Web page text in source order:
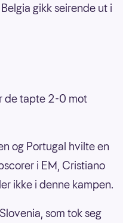
gikk seirende ut i
de tapte 2-0 mot
og Portugal hvilte en
i EM, Cristiano
ikke i denne kampen.
som tok seg